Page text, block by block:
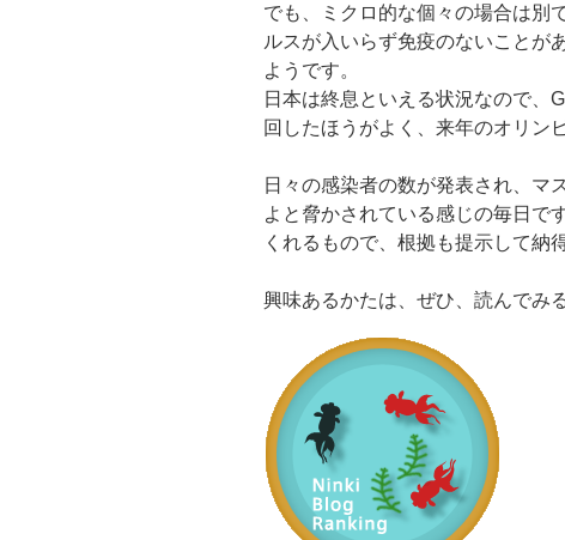
でも、ミクロ的な個々の場合は別
ルスが入いらず免疫のないことが
ようです。
日本は終息といえる状況なので、
回したほうがよく、来年のオリン
日々の感染者の数が発表され、マ
よと脅かされている感じの毎日で
くれるもので、根拠も提示して納
興味あるかたは、ぜひ、読んでみ